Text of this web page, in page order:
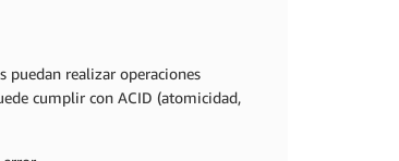
puedan realizar operaciones
cumplir con ACID (atomicidad,